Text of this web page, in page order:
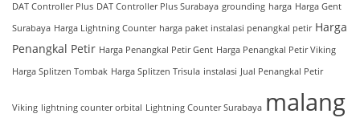
DAT Controller Plus DAT Controller Plus Surabaya grounding harga Harga Gent
Surabaya Harga Lightning Counter harga paket instalasi penangkal petir Harga
Penangkal Petir Harga Penangkal Petir Gent Harga Penangkal Petir Viking
Harga Splitzen Tombak Harga Splitzen Trisula instalasi Jual Penangkal Petir
Viking lightning counter orbital Lightning Counter Surabaya malang